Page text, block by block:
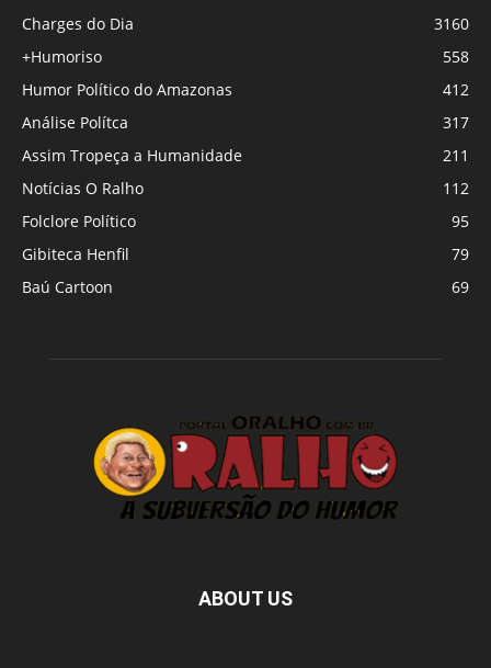
Charges do Dia
3160
+Humoriso
558
Humor Político do Amazonas
412
Análise Polítca
317
Assim Tropeça a Humanidade
211
Notícias O Ralho
112
Folclore Político
95
Gibiteca Henfil
79
Baú Cartoon
69
ABOUT US